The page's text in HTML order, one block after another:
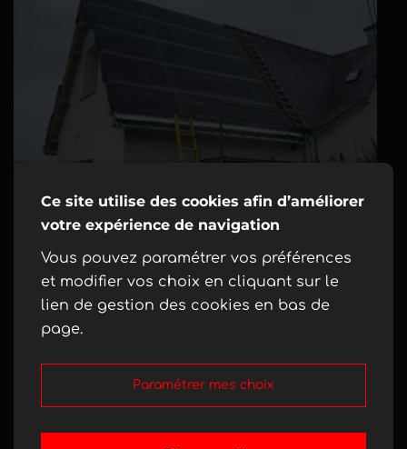
Ce site utilise des cookies afin d’améliorer
votre expérience de navigation
Vous pouvez paramétrer vos préférences
et modifier vos choix en cliquant sur le
lien de gestion des cookies en bas de
page.
Paramétrer mes choix